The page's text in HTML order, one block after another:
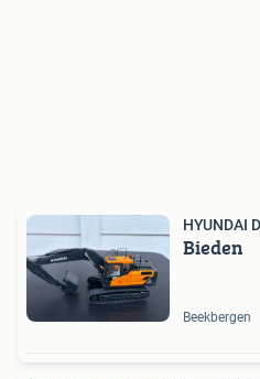
HYUNDAI
Bieden
Beekbergen